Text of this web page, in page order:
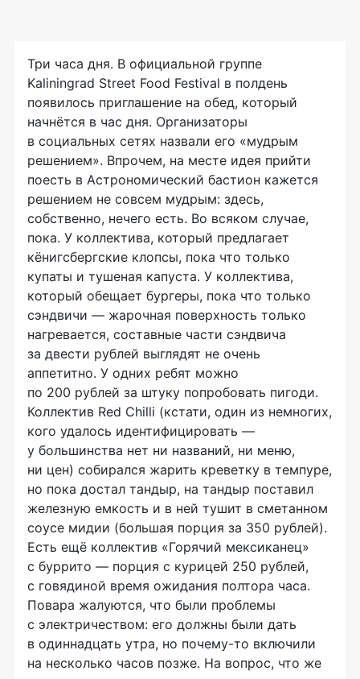
Три часа дня. В официальной группе
Kaliningrad Street Food Festival в полдень
появилось приглашение на обед, который
начнётся в час дня. Организаторы
в социальных сетях назвали его «мудрым
решением». Впрочем, на месте идея прийти
поесть в Астрономический бастион кажется
решением не совсем мудрым: здесь,
собственно, нечего есть. Во всяком случае,
пока. У коллектива, который предлагает
кёнигсбергские клопсы, пока что только
купаты и тушеная капуста. У коллектива,
который обещает бургеры, пока что только
сэндвичи — жарочная поверхность только
нагревается, составные части сэндвича
за двести рублей выглядят не очень
аппетитно. У одних ребят можно
по 200 рублей за штуку попробовать пигоди.
Коллектив Red Chilli (кстати, один из немногих,
кого удалось идентифицировать —
у большинства нет ни названий, ни меню,
ни цен) собирался жарить креветку в темпуре,
но пока достал тандыр, на тандыр поставил
железную емкость и в ней тушит в сметанном
соусе мидии (большая порция за 350 рублей).
Есть ещё коллектив «Горячий мексиканец»
с буррито — порция с курицей 250 рублей,
с говядиной время ожидания полтора часа.
Повара жалуются, что были проблемы
с электричеством: его должны были дать
в одиннадцать утра, но почему-то включили
на несколько часов позже. На вопрос, что же